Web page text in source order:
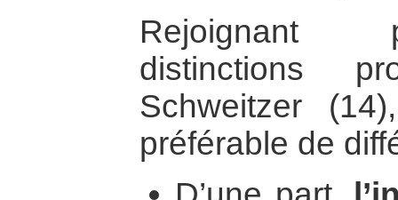
Rejoignant
distinctions
Schweitzer
préférable de